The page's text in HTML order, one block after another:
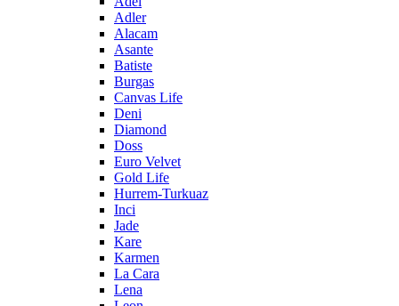
Adler
Alacam
Asante
Batiste
Burgas
Canvas Life
Deni
Diamond
Doss
Euro Velvet
Gold Life
Hurrem-Turkuaz
Inci
Jade
Kare
Karmen
La Cara
Lena